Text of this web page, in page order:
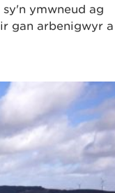
ymwneud ag
gan arbenigwyr a